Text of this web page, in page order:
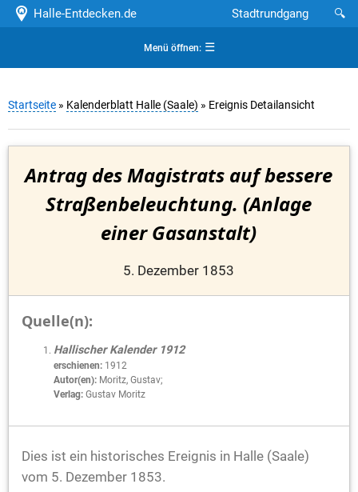
Halle-Entdecken.de 🔍
Stadtrundgang
Menü öffnen:☰
Startseite » Kalenderblatt Halle (Saale) » Ereignis Detailansicht
Antrag des Magistrats auf bessere
Straßenbeleuchtung. (Anlage
einer Gasanstalt)
5. Dezember 1853
Quelle(n):
Hallischer Kalender 1912
erschienen: 1912
Autor(en): Moritz, Gustav;
Verlag: Gustav Moritz
Dies ist ein historisches Ereignis in Halle (Saale)
vom 5. Dezember 1853.